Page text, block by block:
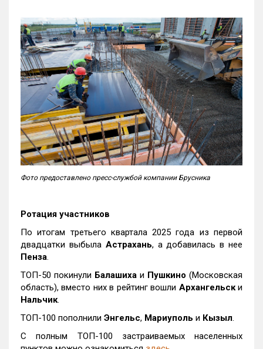
Фото предоставлено пресс-службой компании Брусника
Ротация участников
По итогам третьего квартала 2025 года из первой
двадцатки выбыла Астрахань, а добавилась в нее
Пенза.
ТОП-50 покинули Балашиха и Пушкино (Московская
область), вместо них в рейтинг вошли Архангельски
Нальчик.
ТОП-100 пополнили Энгельс, Мариуполь и Кызыл.
С полным ТОП-100 застраиваемых населенных